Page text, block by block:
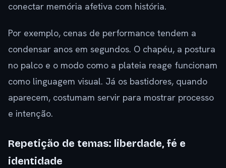
conectar memória afetiva com história.
Por exemplo, cenas de performance tendem a
condensar anos em segundos. O chapéu, a postura
no palco e o modo como a plateia reage funcionam
como linguagem visual. Já os bastidores, quando
aparecem, costumam servir para mostrar processo
e intenção.
Repetição de temas: liberdade, fé e
identidade